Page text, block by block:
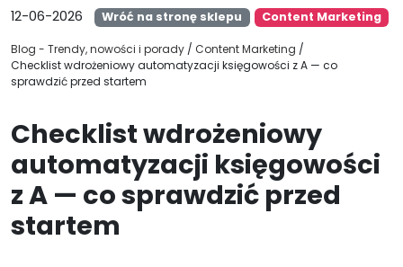
12-06-2026 Wróć na stronę sklepu Content Marketing
Blog - Trendy, nowości i porady / Content Marketing /
Checklist wdrożeniowy automatyzacji księgowości z A — co
sprawdzić przed startem
Checklist wdrożeniowy
automatyzacji księgowości
z A — co sprawdzić przed
startem